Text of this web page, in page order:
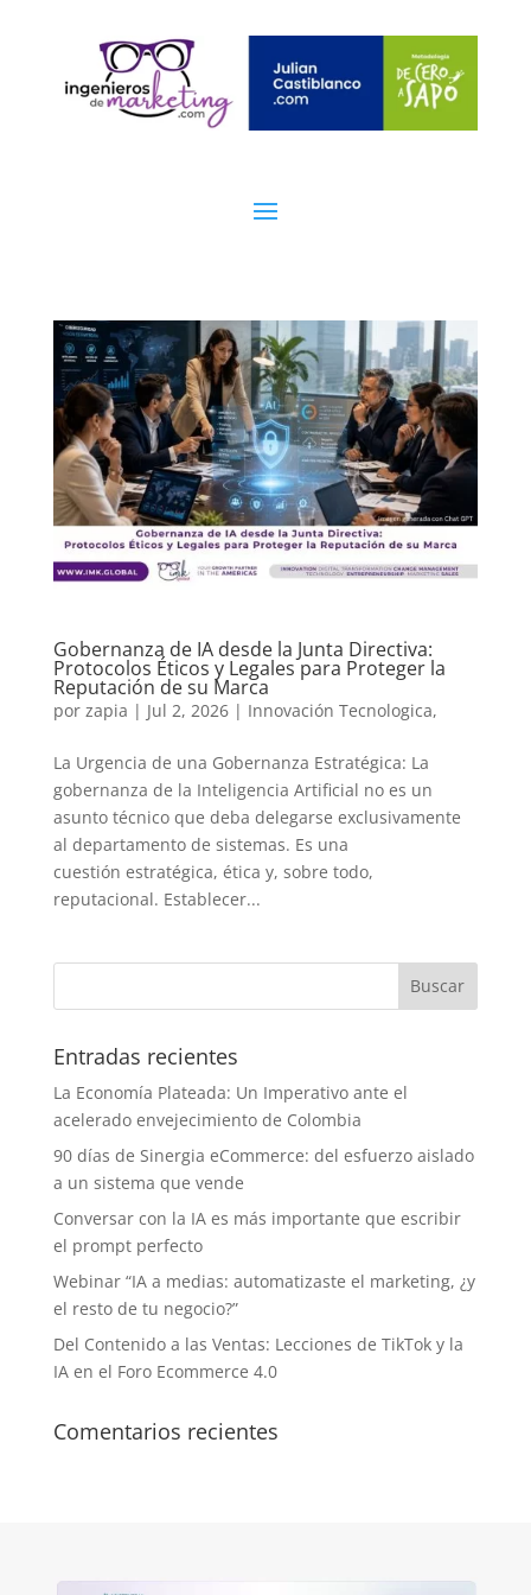
Gobernanza de IA desde la Junta Directiva:
Protocolos Éticos y Legales para Proteger la
Reputación de su Marca
por zapia | Jul 2, 2026| Innovación Tecnologica,
La Urgencia de una Gobernanza Estratégica: La
gobernanza de la Inteligencia Artificial no es un
asunto técnico que deba delegarse exclusivamente
al departamento de sistemas. Es una
cuestión estratégica, ética y, sobre todo,
reputacional. Establecer...
Entradas recientes
La Economía Plateada: Un Imperativo ante el
acelerado envejecimiento de Colombia
90 días de Sinergia eCommerce: del esfuerzo aislado
a un sistema que vende
Conversar con la IA es más importante que escribir
el prompt perfecto
Webinar “IA a medias: automatizaste el marketing, ¿y
el resto de tu negocio?”
Del Contenido a las Ventas: Lecciones de TikTok y la
IA en el Foro Ecommerce 4.0
Comentarios recientes